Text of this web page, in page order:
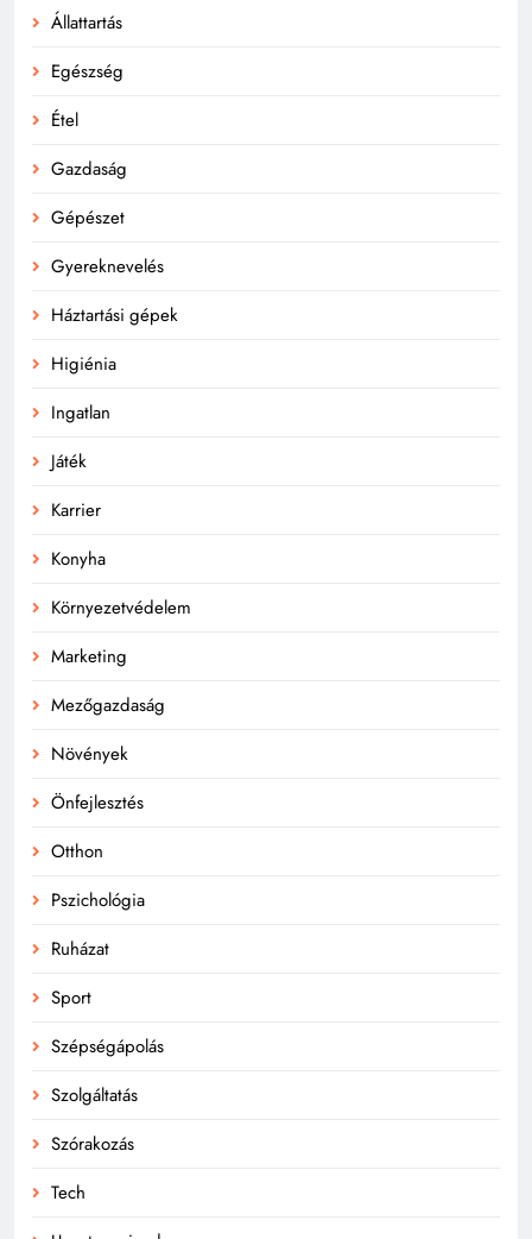
Állattartás
Egészség
Étel
Gazdaság
Gépészet
Gyereknevelés
Háztartási gépek
Higiénia
Ingatlan
Játék
Karrier
Konyha
Környezetvédelem
Marketing
Mezőgazdaság
Növények
Önfejlesztés
Otthon
Pszichológia
Ruházat
Sport
Szépségápolás
Szolgáltatás
Szórakozás
Tech